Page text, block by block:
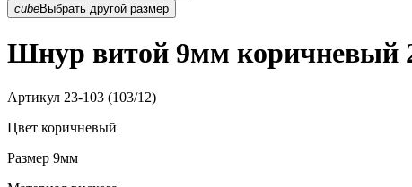
cubeВыбрать другой размер
Шнур витой 9мм коричневый
Артикул 23-103 (103/12)
Цвет коричневый
Размер 9мм